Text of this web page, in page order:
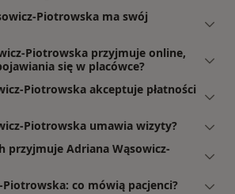
Piotrowska ma swój
Piotrowska przyjmuje online,
się w placówce?
Piotrowska akceptuje płatności
Piotrowska umawia wizyty?
przyjmuje Adriana Wąsowicz-
co mówią pacjenci?